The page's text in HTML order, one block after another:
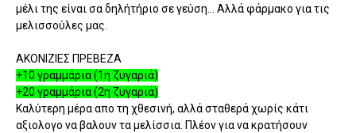
μέλι της είναι σα δηλήτήριο σε γεύση... Αλλά φάρμακο για τις
μελισσούλες μας.
ΑΚΟΝΙΖΙΕΣ ΠΡΕΒΕΖΑ
+10 γραμμάρια (1η ζυγαριά)
+20 γραμμάρια (2η ζυγαριά)
Καλύτερη μέρα απο τη χθεσινή, αλλά σταθερά χωρίς κάτι
αξιολογο να βαλουν τα μελίσσια. Πλέον για να κρατήσουν